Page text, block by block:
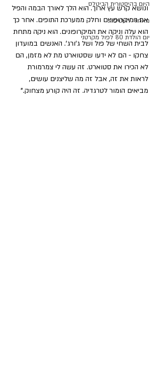
היום בהיסטורית הביטלס
מאחורי העטיפות
יום הולדת 80 לפול מקרטני
ונושא קרש עץ ארוך. הוא הלך לאורך הבמה והפיל
את המיקרופונים וחלק ממערכת התופים. אחר כך
הוא עלה וניקה את המיקרופונים. הוא ניקה מתחת
לבית השחי של פול ושל ג'ורג'. האנשים במועדון
צחקו - הם לא ידעו שסטוארט מת לא מזמן, הם
לא הכירו את סטוארט. זה עשה לי צמרמורת
לראות את זה, אבל זה מה שליצנים עושים,
מביאים הומור לטרגדיה. זה היה קורע מצחוק."